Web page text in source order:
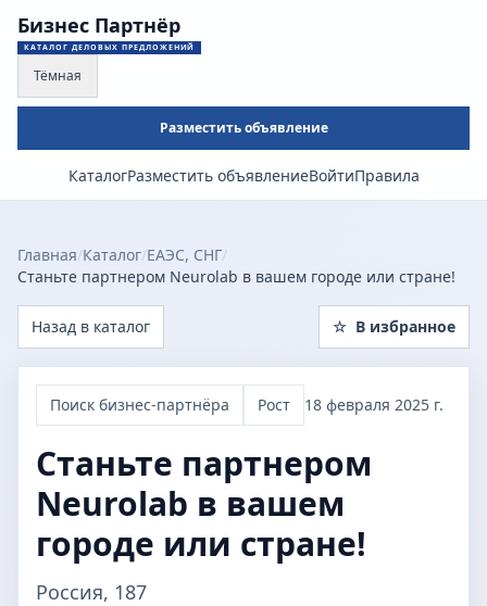
Бизнес Партнёр
КАТАЛОГ ДЕЛОВЫХ ПРЕДЛОЖЕНИЙ
Тёмная
Разместить объявление
КаталогРазместить объявлениеВойтиПравила
Главная/Каталог/ЕАЭС, СНГ/
Станьте партнером Neurolab в вашем городе или стране!
Назад в каталог ☆ В избранное
Поиск бизнес-партнёра Рост 18 февраля 2025 г.
Станьте партнером
Neurolab в вашем
городе или стране!
Россия, 187